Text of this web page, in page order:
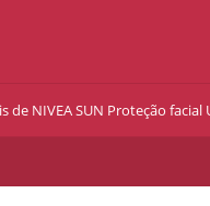
de NIVEA SUN Proteção facial